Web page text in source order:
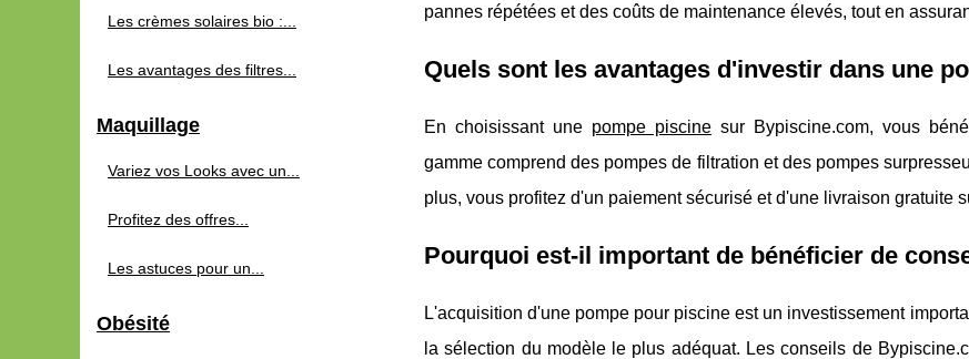
pannes répétées et des coûts de maintenance élevés, tout en
Quels sont les avantages d'investir dans une
En choisissant une pompe piscine sur Bypiscine.com, vous
gamme comprend des pompes de filtration et des pompes
plus, vous profitez d'un paiement sécurisé et d'une livraison gratuite
Pourquoi est-il important de bénéficier de
L'acquisition d'une pompe pour piscine est un investissement
la sélection du modèle le plus adéquat. Les conseils de
Les crèmes solaires bio :...
Les avantages des filtres...
Maquillage
Variez vos Looks avec un...
Profitez des offres...
Les astuces pour un...
Obésité